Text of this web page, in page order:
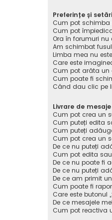
Preferințe și
Cum pot schimba
Cum pot
Ora în forumuri nu
Am schimbat
Limba mea nu
Care este
Cum pot arăta un
Cum poate fi
Când dau clic pe
Livrare de mesaje
Cum pot crea un
Cum puteți edita
Cum puteți
Cum pot crea un
De ce nu puteți
Cum pot edita
De ce nu poate fi
De ce nu puteți
De ce am primit
Cum poate fi
Care este butonul
De ce mesajele
Cum pot reactiva